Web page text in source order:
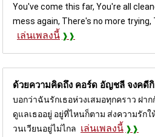
You've come this far, You're all
mess again, There's no more
เล่นเพลงนี้
ด้วยความคิดถึง คอร์ด อัญชลี จงคดี
บอกว่าฉันรักเธอห่วงเสมอทุกคราว ฝา
ดูแลเธออยู่ อยู่ที่ไหนก็ตาม ส่งความรักใ
วนเวียนอยู่ไม่ไกล เล่นเพลงนี้